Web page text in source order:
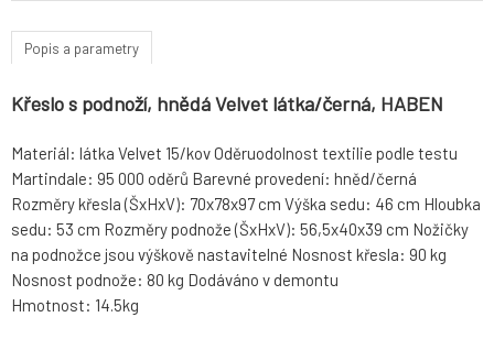
Popis a parametry
Křeslo s podnoží, hnědá Velvet látka/černá, HABEN
Materiál: látka Velvet 15/kov Oděruodolnost textilie podle testu
Martindale: 95 000 oděrů Barevné provedení: hněd/černá
Rozměry křesla (ŠxHxV): 70x78x97 cm Výška sedu: 46 cm Hloubka
sedu: 53 cm Rozměry podnože (ŠxHxV): 56,5x40x39 cm Nožičky
na podnožce jsou výškově nastavitelné Nosnost křesla: 90 kg
Nosnost podnože: 80 kg Dodáváno v demontu
Hmotnost: 14.5kg